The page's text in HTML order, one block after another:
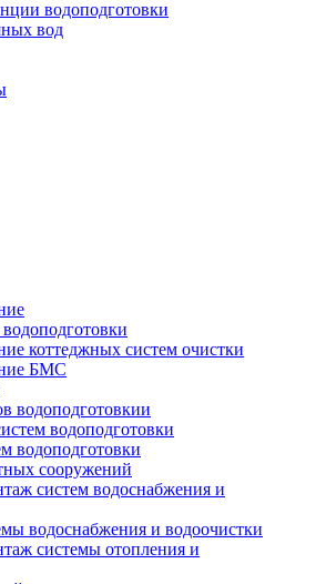
водоподготовки
вод
коттеджных систем очистки
БМС
водоподготовкии
водоподготовки
водоподготовки
сооружений
систем водоснабжения и
водоснабжения и водоочистки
системы отопления и